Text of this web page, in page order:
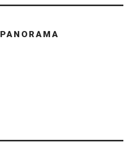
PANORAMA